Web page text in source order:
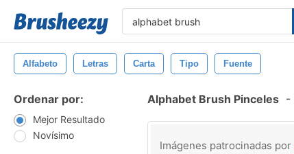
Alfabeto Letras Carta Tipo Fuente
Ordenar por:
Mejor Resultado
Novísimo
Alphabet Brush Pinceles -
Imágenes patrocinadas por